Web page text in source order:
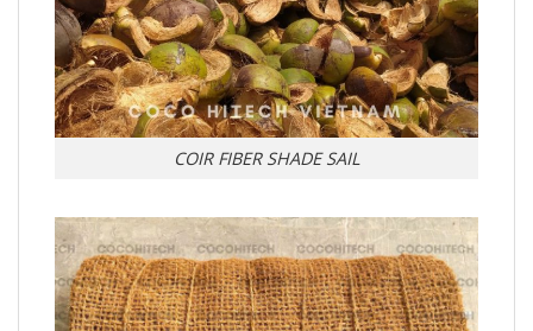
COIR FIBER SHADE SAIL